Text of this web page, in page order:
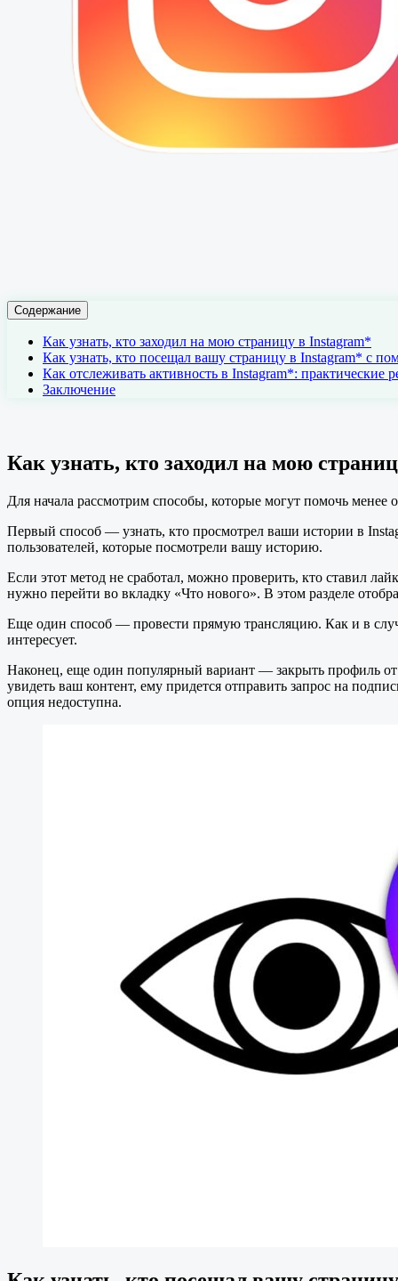
Содержание
Как узнать, кто заходил на мою страницу в Instagram*
Как узнать, кто посещал вашу страницу в Instagram* с
Как отслеживать активность в Instagram*: практические
Заключение
Как узнать, кто заходил на мою
Для начала рассмотрим способы, которые могут помочь
Первый способ — узнать, кто просмотрел ваши истории в
пользователей, которые посмотрели вашу историю.
Если этот метод не сработал, можно проверить, кто ставил
нужно перейти во вкладку «Что нового». В этом разделе
Еще один способ — провести прямую трансляцию. Как и в
интересует.
Наконец, еще один популярный вариант — закрыть профиль от
увидеть ваш контент, ему придется отправить запрос на
опция недоступна.